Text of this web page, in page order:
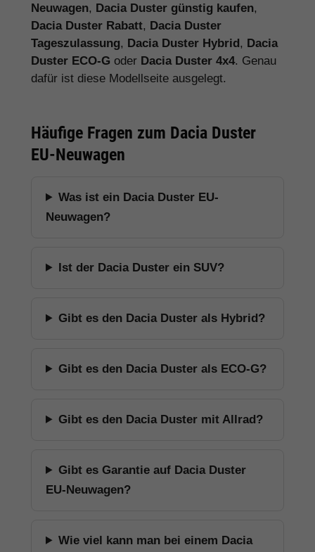
Neuwagen, Dacia Duster günstig kaufen,
Dacia Duster Rabatt, Dacia Duster
Tageszulassung, Dacia Duster Hybrid, Dacia
Duster ECO-G oder Dacia Duster 4x4. Genau
dafür ist diese Modellseite ausgelegt.
Häufige Fragen zum Dacia Duster
EU-Neuwagen
Was ist ein Dacia Duster EU-
Neuwagen?
Ist der Dacia Duster ein SUV?
Gibt es den Dacia Duster als Hybrid?
Gibt es den Dacia Duster als ECO-G?
Gibt es den Dacia Duster mit Allrad?
Gibt es Garantie auf Dacia Duster
EU-Neuwagen?
Wie viel kann man bei einem Dacia